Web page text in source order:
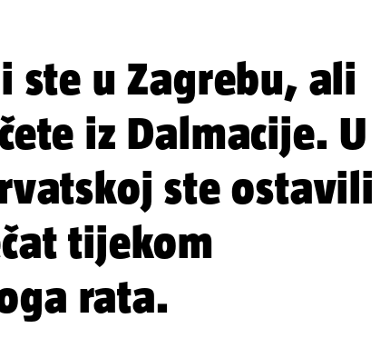
ste u Zagrebu, ali
iz Dalmacije. U
ste ostavili
tijekom
rata.